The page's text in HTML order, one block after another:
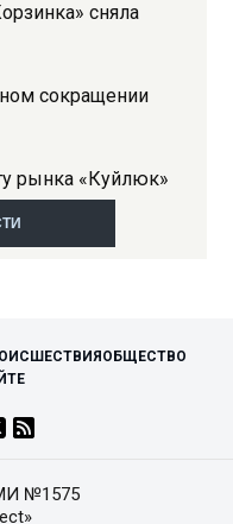
сняла
сокращении
рынка «Куйлюк»
ОБЩЕСТВО
№1575